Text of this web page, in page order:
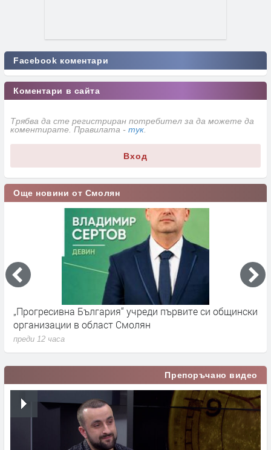
Facebook коментари
Коментари в сайта
Трябва да сте регистриран потребител за да можете да
коментирате. Правилата - тук
Вход
Още новини от Смолян
„Прогресивна България“ учреди първите си общински
организации в област Смолян
преди 12 часа
Препоръчано видео